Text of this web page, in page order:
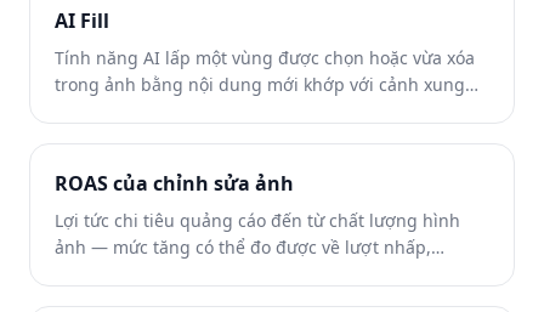
AI Fill
Tính năng AI lấp một vùng được chọn hoặc vừa xóa
trong ảnh bằng nội dung mới khớp với cảnh xung
mạch.
ROAS của chỉnh sửa ảnh
Lợi tức chi tiêu quảng cáo đến từ chất lượng hình
ảnh — mức tăng có thể đo được về lượt nhấp,
quảng cáo sạch hơn, ít gây xao nhãng hơn.